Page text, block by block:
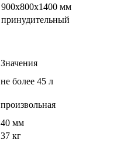
900х800х1400 мм
принудительный
Значения
не более 45 л
произвольная
40 мм
37 кг